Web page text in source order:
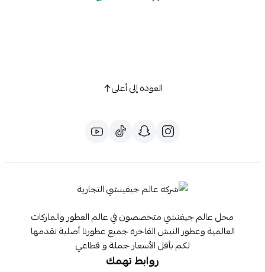
العودة إلى أعلى
محل عالم جيفنشي متخصصون في عالم العطور والماركات
العالمية وعطور النيش الفاخرة جميع عطورنا أصلية نقدمها
لكم بأقل الأسعار جملة و قطاعي
روابط تهمك